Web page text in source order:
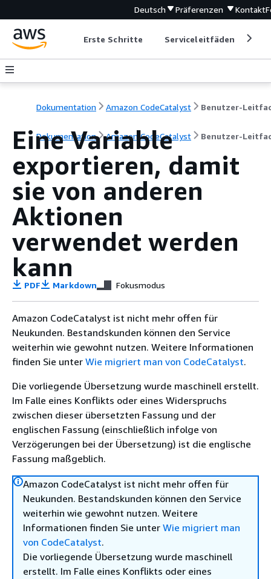
Deutsch Präferenzen Kontakt
Erste Schritte Serviceleitfäden
Dokumentation Amazon CodeCatalyst
Dokumentation Amazon CodeCatalyst Benutzer-
Eine Variable
exportieren, damit
sie von anderen
Aktionen
verwendet werden
kann
PDF Markdown Fokusmodus
Amazon CodeCatalyst ist nicht mehr offen für
Neukunden. Bestandskunden können den Service
weiterhin wie gewohnt nutzen. Weitere Informationen
finden Sie unter Wie migriert man von CodeCatalyst.
Die vorliegende Übersetzung wurde maschinell erstellt.
Im Falle eines Konflikts oder eines Widerspruchs
zwischen dieser übersetzten Fassung und der
englischen Fassung (einschließlich infolge von
Verzögerungen bei der Übersetzung) ist die englische
Fassung maßgeblich.
Amazon CodeCatalyst ist nicht mehr offen für
Neukunden. Bestandskunden können den Service
weiterhin wie gewohnt nutzen. Weitere
Informationen finden Sie unter Wie migriert man
von CodeCatalyst.
Die vorliegende Übersetzung wurde maschinell
erstellt. Im Falle eines Konflikts oder eines